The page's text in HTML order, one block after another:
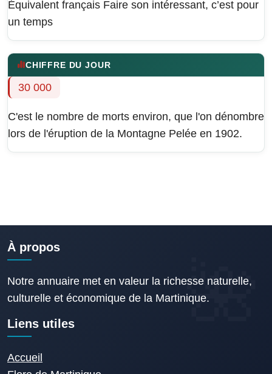
Équivalent français Faire son intéressant, c’est pour
un temps
CHIFFRE DU JOUR
30 000
C'est le nombre de morts environ, que l'on dénombre
lors de l'éruption de la Montagne Pelée en 1902.
À propos
Notre annuaire met en valeur la richesse naturelle,
culturelle et économique de la Martinique.
Liens utiles
Accueil